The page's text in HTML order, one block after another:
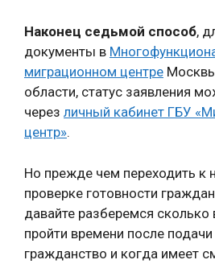
Наконец седьмой способ,
документы в
миграционном центре
области, статус заявления
через личный кабинет ГБУ
центр».
Но прежде чем переходить к
проверке готовности
давайте разберемся
пройти времени после
гражданство и когда имеет